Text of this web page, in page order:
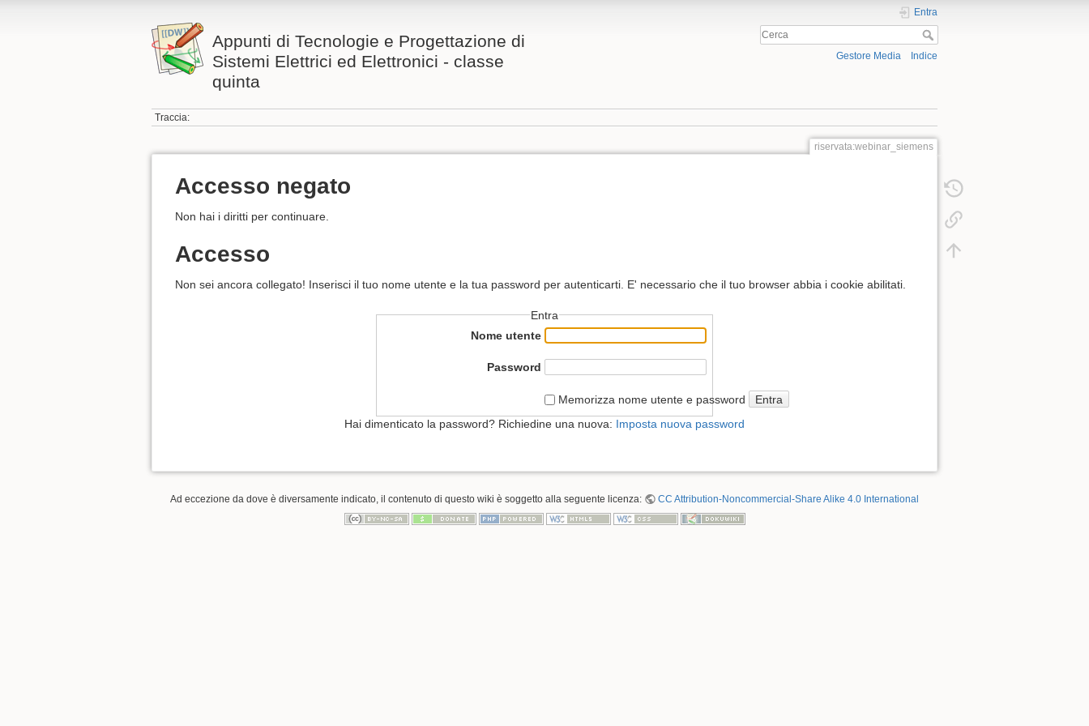
Appunti di Tecnologie e Progettazione di
Sistemi Elettrici ed Elettronici - classe
quinta
Entra
Gestore Media Indice
Traccia:
riservata:webinar_siemens
Accesso negato
Non hai i diritti per continuare.
Accesso
Non sei ancora collegato! Inserisci il tuo nome utente e la tua password per autenticarti. E' necessario che il tuo browser abbia i cookie abilitati.
Entra
Nome utente
Password
Memorizza nome utente e password
Entra
Hai dimenticato la password? Richiedine una nuova: Imposta nuova password
Ad eccezione da dove è diversamente indicato, il contenuto di questo wiki è soggetto alla seguente licenza: CC Attribution-Noncommercial-Share Alike 4.0 International